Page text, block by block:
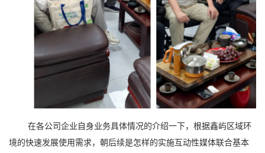
在各公司企业自身业务具体情况的介绍一下，根据鑫屿区域环
境的快速发展使用需求，朝后续是怎样的实施互动性媒体联合基本